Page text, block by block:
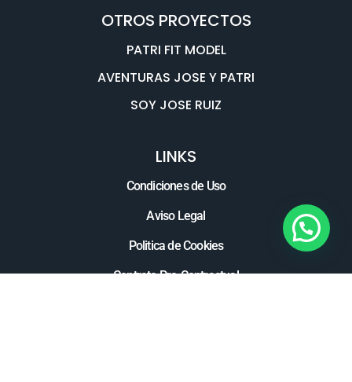
OTROS PROYECTOS
PATRI FIT MODEL
AVENTURAS JOSE Y PATRI
SOY JOSE RUIZ
LINKS
Condiciones de Uso
Aviso Legal
Politica de Cookies
Contrato Pre-Contractual